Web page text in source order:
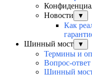
Новости
▼
Как
Шинный мост
▼
Термины и
Вопрос-ответ
Шинный